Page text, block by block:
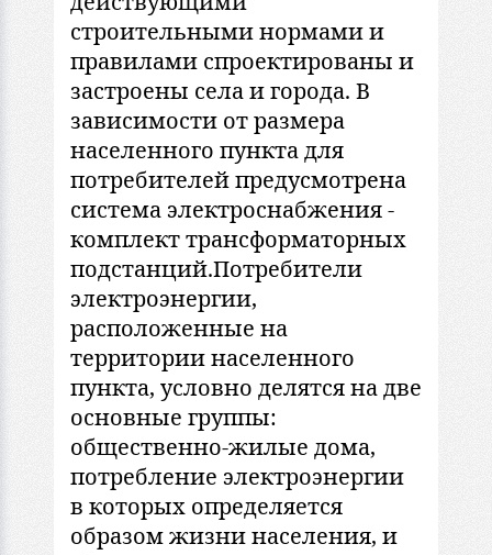
строительными нормами и
правилами спроектированы и
застроены села и города. В
зависимости от размера
населенного пункта для
потребителей предусмотрена
система электроснабжения -
комплект трансформаторных
подстанций.Потребители
электроэнергии,
расположенные на
территории населенного
пункта, условно делятся на две
основные группы:
общественно-жилые дома,
потребление электроэнергии
в которых определяется
образом жизни населения, и